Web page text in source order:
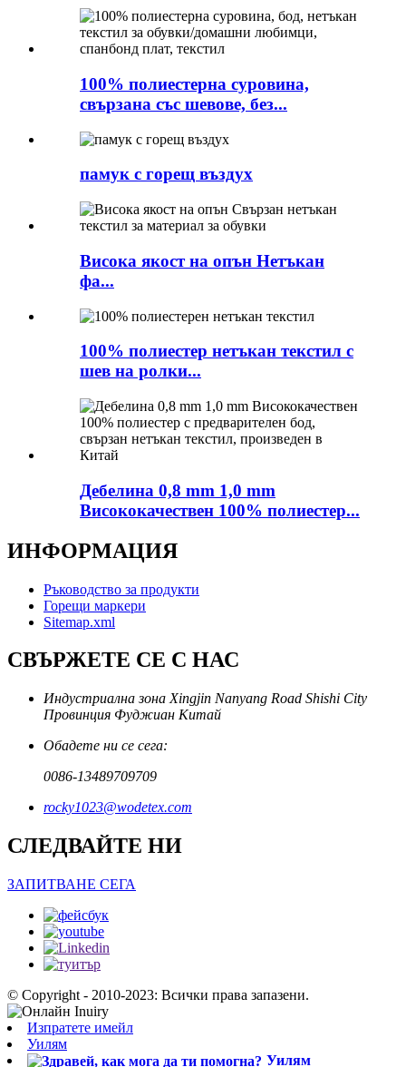
100% полиестерна суровина,
свързана със шевове, без...
памук с горещ въздух
Висока якост на опън Нетъкан
фа...
100% полиестер нетъкан текстил с
шев на ролки...
Дебелина 0,8 mm 1,0 mm
Висококачествен 100% полиестер...
ИНФОРМАЦИЯ
Ръководство за продукти
Горещи маркери
Sitemap.xml
СВЪРЖЕТЕ СЕ С НАС
Индустриална зона Xingjin Nanyang Road Shishi City
Провинция Фуджиан Китай
Обадете ни се сега:
0086-13489709709
rocky1023@wodetex.com
СЛЕДВАЙТЕ НИ
ЗАПИТВАНЕ СЕГА
© Copyright - 2010-2023: Всички права запазени.
Изпратете имейл
Уилям
Уилям